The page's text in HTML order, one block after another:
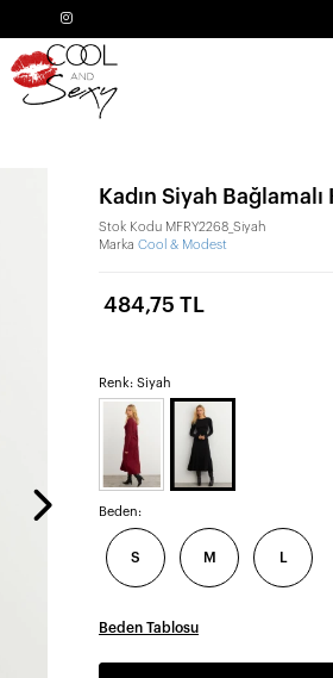
Kadın Siyah
Stok Kodu MFRY2268_Siyah
Marka Cool & Modest
484,75 TL
Renk: Siyah
Beden:
S M L
Beden Tablosu